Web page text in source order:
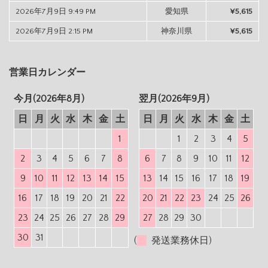
2026年7月9日 9:49 PM 愛知県 ¥5,615
2026年7月9日 2:15 PM 神奈川県 ¥5,615
営業日カレンダー
今月(2026年8月)
日
月 火 水 木 金
土
1
2
3 4 5 6 7
8
9
10 11 12 13 14
15
16
17 18 19 20 21
22
23
24 25 26 27 28
29
30
31
翌月(2026年9月)
日
月 火 水 木 金
土
1
2 3 4
5
6
7 8 9 10 11
12
13
14 15 16 17 18
19
20
21 22 23 24 25
26
27
28 29 30
( 発送業務休日)